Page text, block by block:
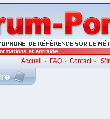
Accueil • FAQ• Contact•